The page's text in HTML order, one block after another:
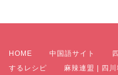
HOME 中国語サイト
するレシピ
麻辣連盟 | 四